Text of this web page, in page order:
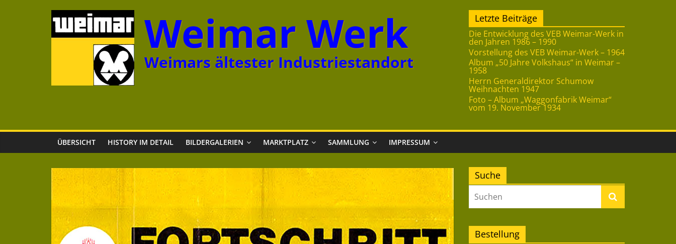
Weimar Werk
Weimars ältester Industriestandort
Letzte Beiträge
Die Entwicklung des VEB Weimar-Werk in
den Jahren 1986 – 1990
Vorstellung des VEB Weimar-Werk – 1964
Album „50 Jahre Volkshaus“ in Weimar –
1958
Herrn Generaldirektor Schumow
Weihnachten 1947
Foto – Album „Waggonfabrik Weimar“
vom 19. November 1934
ÜBERSICHT HISTORY IM DETAIL BILDERGALERIEN MARKTPLATZ SAMMLUNG IMPRESSUM
Suche
Bestellung